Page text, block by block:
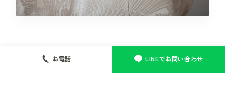
経験豊富なプロフェッショナルチーム
長く現場を経験しているブライダルヘアメイクアーティ
お電話 LINEでお問い合わせ